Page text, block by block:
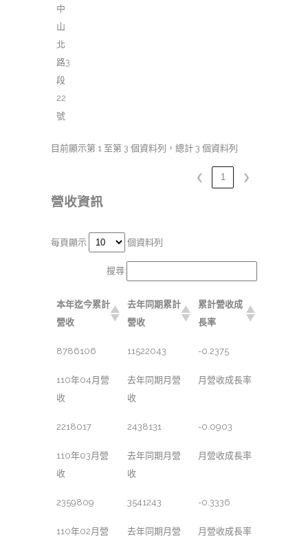
中
山
北
路3
段
22
號
目前顯示第 1 至第 3 個資料列，總計 3 個資料列
❮ 1 ❯
營收資訊
每頁顯示 個資料列
搜尋:
本年迄今累計
營收
去年同期累計
營收
累計營收成
長率
8786106 11522043 -0.2375
110年04月營
收
去年同期月營
收
月營收成長率
2218017 2438131 -0.0903
110年03月營
收
去年同期月營
收
月營收成長率
2359809 3541243 -0.3336
110年02月營
去年同期月營
月營收成長率